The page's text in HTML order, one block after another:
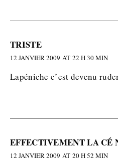
TRISTE
12 JANVIER 2009 AT 22 H 30 MIN
Lapéniche c’est devenu
EFFECTIVEMENT LA CÉ
12 JANVIER 2009 AT 20 H 52 MIN